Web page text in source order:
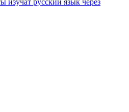
изучат русский язык через